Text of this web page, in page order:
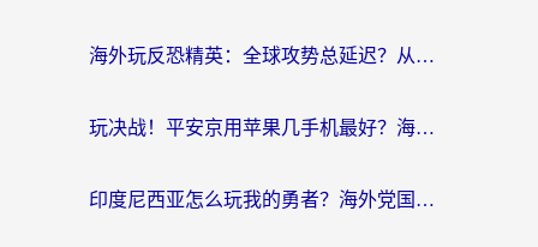
海外玩反恐精英：全球攻势总延迟？从瑞典玩神武4到外国玩黎明觉醒，选对加速器才是关键！
玩决战！平安京用苹果几手机最好？海外党必看的设备+加速器双攻略
印度尼西亚怎么玩我的勇者？海外党国服游戏加速避坑指南（附实况五行师解决方案）